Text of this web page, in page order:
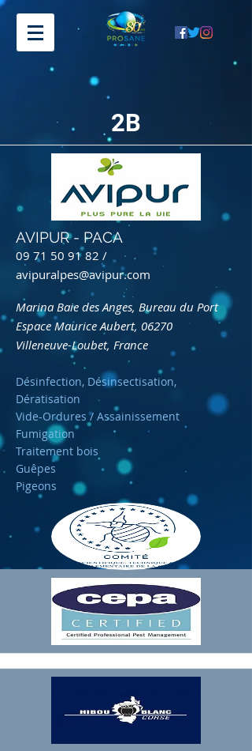
2B
AVIPUR - PACA
09 71 50 91 82 /
avipuralpes@avipur.com
Marina Baie des Anges, Bureau du Port
Espace Maurice Aubert, 06270
Villeneuve-Loubet, France
Désinfection, Désinsectisation,
Dératisation
Vide-Ordures / Assainissement
Fumigation
Traitement bois
Guêpes
Pigeons